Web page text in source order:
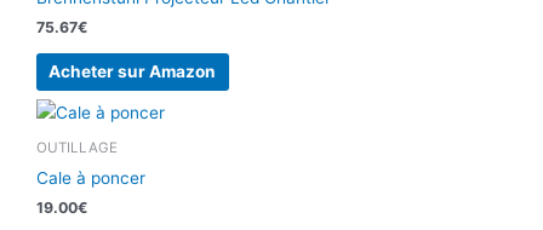
75.67€
Acheter sur Amazon
OUTILLAGE
Cale à poncer
19.00€